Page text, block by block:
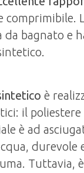
comprimibile.
da bagnato e
è
il poliestere
è ad
durevole
Tuttavia,